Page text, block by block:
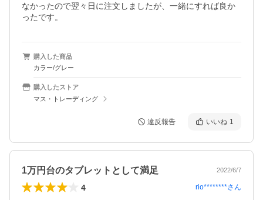
なかったので翌々日に注文しましたが、一緒にすれば良か
ったです。
購入した商品
カラー/グレー
購入したストア
マス・トレーディング
違反報告 いいね 1
1万円台のタブレットとして満足 2022/6/7
4 rio********さん